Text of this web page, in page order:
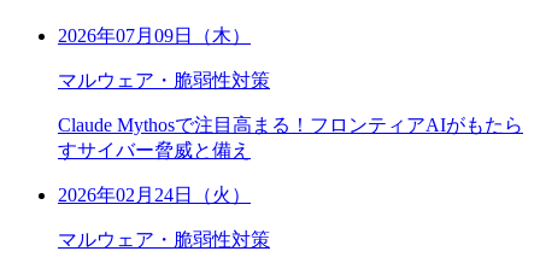
2026年07月09日（木）
マルウェア・脆弱性対策
Claude Mythosで注目高まる！フロンティアAIがもたら
すサイバー脅威と備え
2026年02月24日（火）
マルウェア・脆弱性対策